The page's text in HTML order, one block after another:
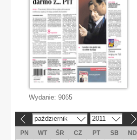
Wydanie: 9065
październik 2011
PN WT ŚR CZ PT SB
ND